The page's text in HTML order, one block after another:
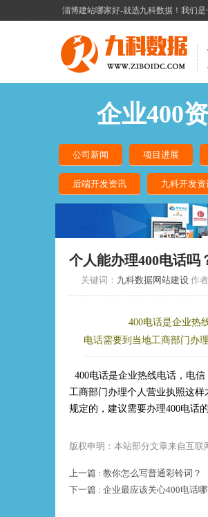
淄博建站哪家好-就选九科数据！我们
企业400
公司新闻 项目进展
后端开发资讯 九科开发资
个人能办理400电话吗
关键词： 九科数据网站建设 作者
400电话是企业热
电话需要到当地工商部门办
400电话是企业热线电话，电
工商部门办理个人营业执照这
规定的，建议需要办理400电话
版权申明：本站部分文章来自互
上一篇 : 教你怎么写普通彩铃词？
下一篇 : 企业最应该关心400电话